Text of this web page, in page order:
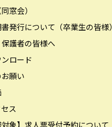
窓会）
発行について（卒業生の皆様）
護者の皆様へ
ロード
願い
ス
対象】求人票受付予約について